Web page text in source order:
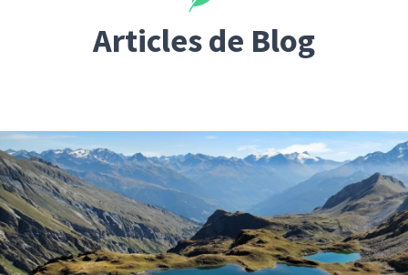
Articles de Blog